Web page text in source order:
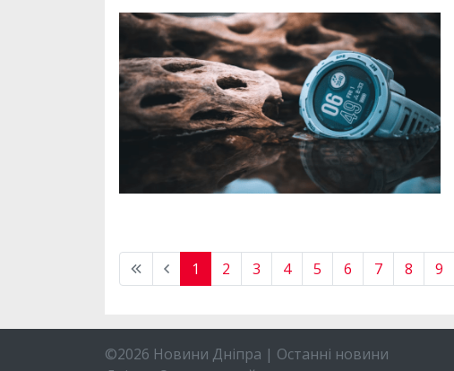
1 2 3 4 5 6 7 8 9
©2026 Новини Дніпра | Останні новини